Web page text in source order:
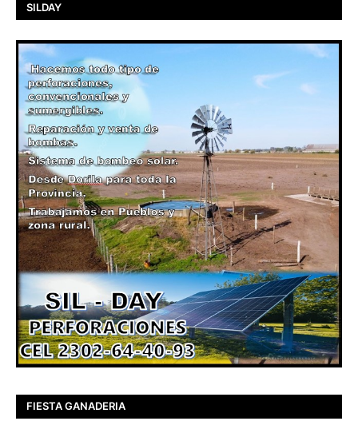
SILDAY
FIESTA GANADERIA